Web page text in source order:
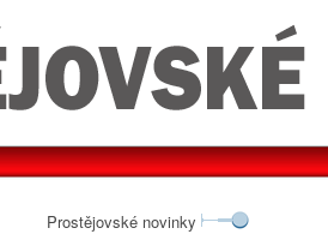
Prostějovské novinky